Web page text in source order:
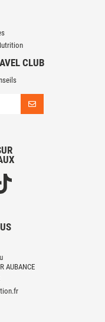
AUBANCE
CLUB